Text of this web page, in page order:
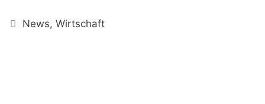
Kategorien
News,Wirtschaft